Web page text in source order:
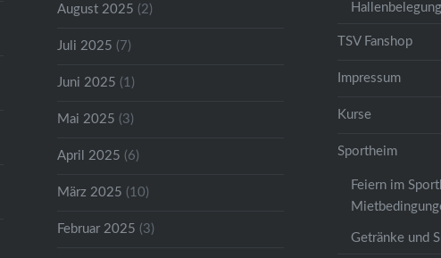
August 2025 (2)
Juli 2025 (7)
Juni 2025 (1)
Mai 2025 (3)
April 2025 (6)
März 2025 (10)
Februar 2025 (3)
TSV Fanshop
Impressum
Kurse
Sportheim
Feiern im
Getränke und